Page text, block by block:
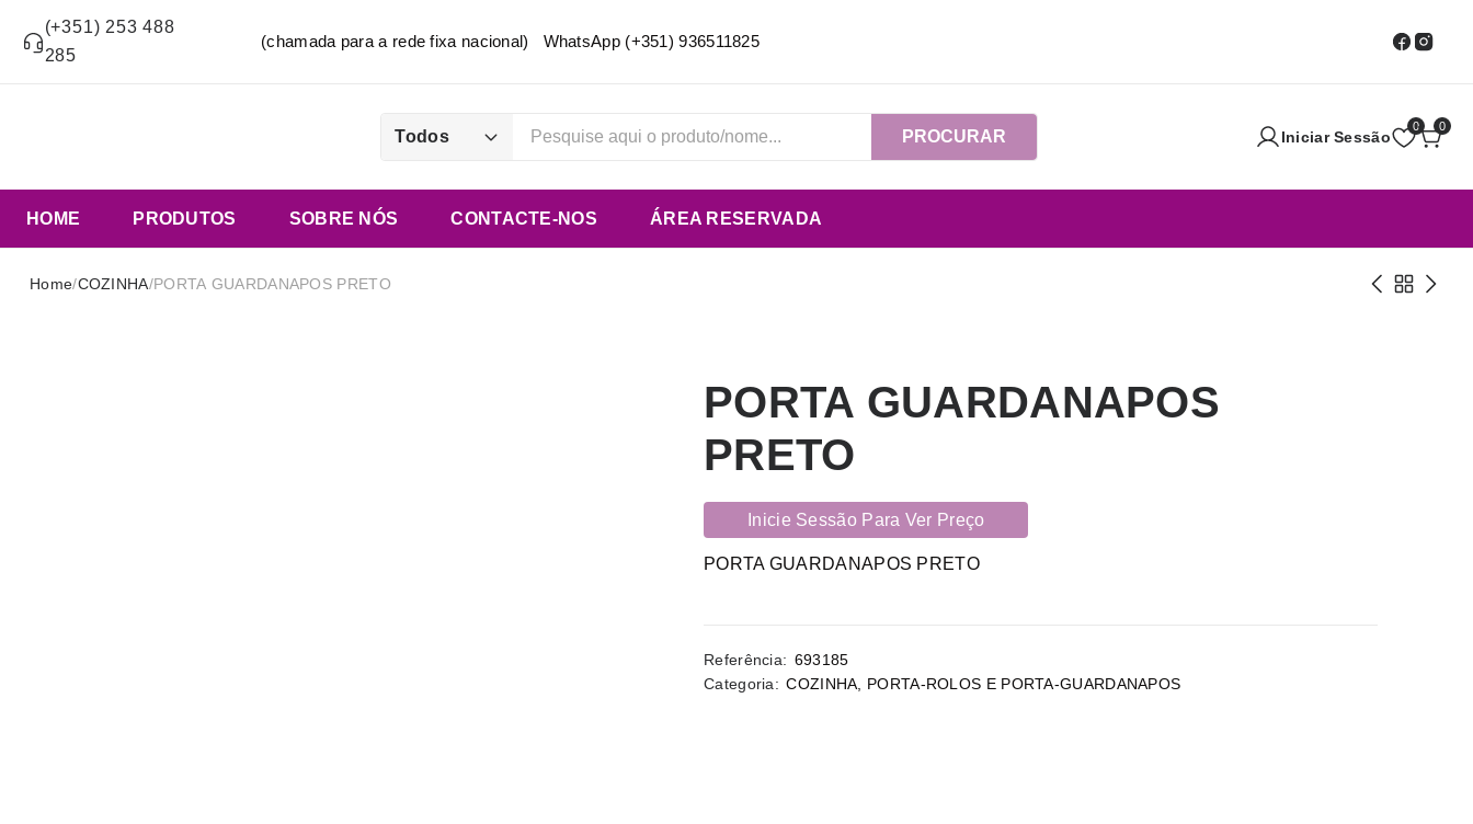
(+351) 253 488
285
(chamada para a rede fixa nacional) WhatsApp (+351) 936511825
Todos PROCURAR Iniciar Sessão
0 0
HOME PRODUTOS SOBRE NÓS CONTACTE-NOS ÁREA RESERVADA
Home/COZINHA/PORTA GUARDANAPOS PRETO
PORTA GUARDANAPOS
PRETO
Inicie Sessão Para Ver Preço
PORTA GUARDANAPOS PRETO
Referência: 693185
Categoria: COZINHA PORTA-ROLOS E PORTA-GUARDANAPOS